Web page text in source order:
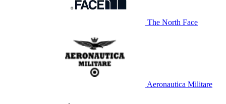
The North Face
Aeronautica Militare